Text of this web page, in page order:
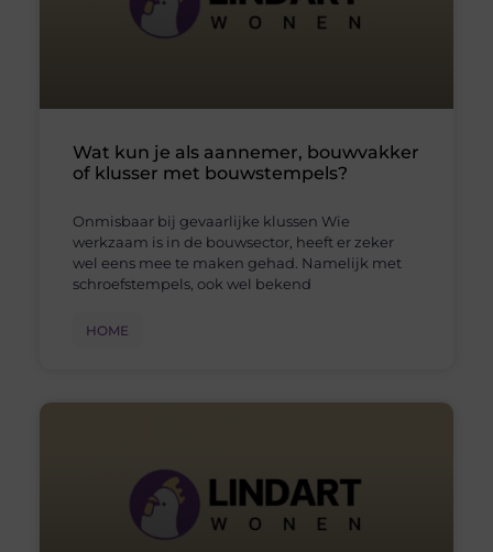
Wat kun je als aannemer, bouwvakker
of klusser met bouwstempels?
Onmisbaar bij gevaarlijke klussen Wie
werkzaam is in de bouwsector, heeft er zeker
wel eens mee te maken gehad. Namelijk met
schroefstempels, ook wel bekend
HOME